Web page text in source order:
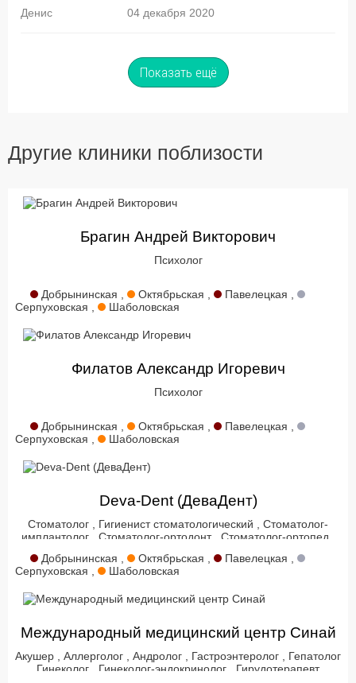
Денис 04 декабря 2020
Показать ещё
Другие клиники поблизости
Брагин Андрей Викторович
Психолог
Добрынинская , Октябрьская ,
Павелецкая ,
Серпуховская ,
Шаболовская
Филатов Александр Игоревич
Психолог
Добрынинская , Октябрьская ,
Павелецкая ,
Серпуховская ,
Шаболовская
Deva-Dent (ДеваДент)
Стоматолог , Гигиенист стоматологический , Стоматолог-
имплантолог, Стоматолог-ортодонт, Стоматолог-ортопед
Стоматолог-хирург,Гнатолог
Добрынинская , Октябрьская ,
Павелецкая ,
Серпуховская ,
Шаболовская
Международный медицинский центр Синай
Акушер , Аллерголог , Андролог , Гастроэнтеролог , Гепатолог
Гинеколог Гинеколог-эндокринолог Гирудотерапевт,